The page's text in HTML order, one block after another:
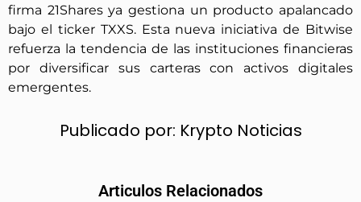
firma 21Shares ya gestiona un producto apalancado
bajo el ticker TXXS. Esta nueva iniciativa de Bitwise
refuerza la tendencia de las instituciones financieras
por diversificar sus carteras con activos digitales
emergentes.
Publicado por: Krypto Noticias
Articulos Relacionados